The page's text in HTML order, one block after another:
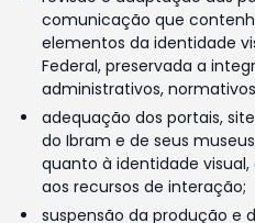
comunicação que
elementos da identidade
Federal, preservada a
administrativos,
adequação dos portais,
do Ibram e de seus
quanto à identidade
aos recursos de interação;
suspensão da produção e